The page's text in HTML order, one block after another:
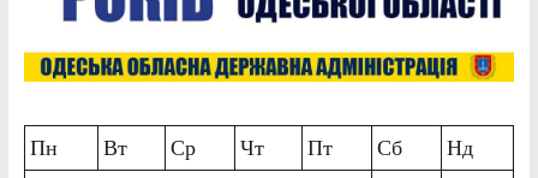
Пн Вт Ср Чт Пт Сб
Нд